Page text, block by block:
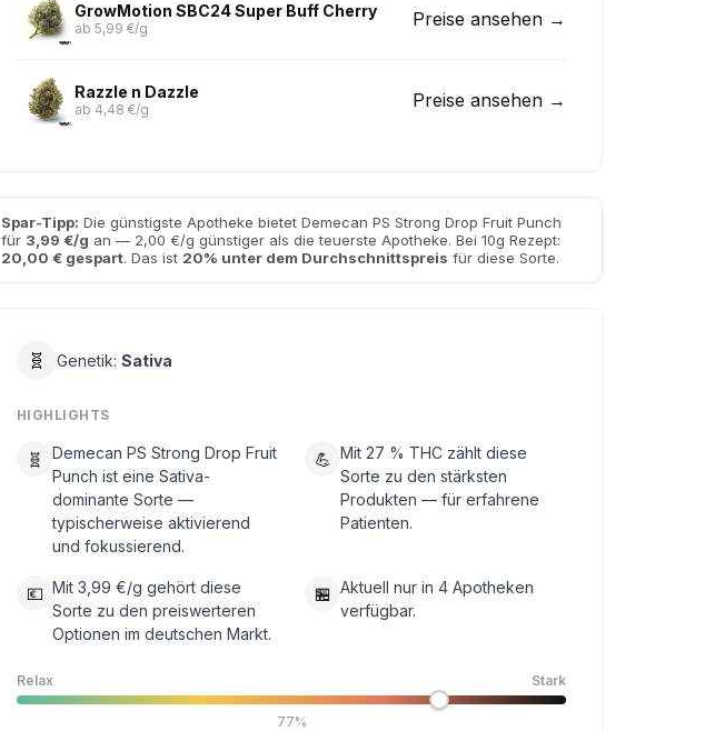
GrowMotion SBC24 Super Buff Cherry
ab 5,99 €/g Preise ansehen →
Razzle n Dazzle
ab 4,48 €/g Preise ansehen →
Spar-Tipp: Die günstigste Apotheke bietet Demecan PS Strong Drop Fruit Punch
für 3,99 €/g an — 2,00 €/g günstiger als die teuerste Apotheke. Bei 10g Rezept:
20,00 € gespart. Das ist 20% unter dem Durchschnittspreis für diese Sorte.
🧬 Genetik: Sativa
HIGHLIGHTS
🧬
Demecan PS Strong Drop Fruit
Punch ist eine Sativa-
dominante Sorte —
typischerweise aktivierend
und fokussierend.
💪 Mit 27 % THC zählt diese
Sorte zu den stärksten
Produkten — für erfahrene
Patienten.
💶 Mit 3,99 €/g gehört diese
Sorte zu den preiswerteren
Optionen im deutschen Markt.
🏪 Aktuell nur in 4 Apotheken
verfügbar.
Relax Stark
77%